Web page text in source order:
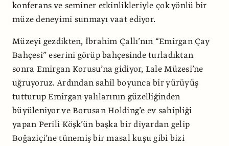
konferans ve seminer etkinlikleriyle çok yönlü bir
müze deneyimi sunmayı vaat ediyor.
Müzeyi gezdikten, İbrahim Çallı’nın “Emirgan Çay
Bahçesi” eserini görüp bahçesinde turladıktan
sonra Emirgan Korusu’na gidiyor, Lale Müzesi’ne
uğruyoruz. Ardından sahil boyunca bir yürüyüş
tutturup Emirgan yalılarının güzelliğinden
büyüleniyor ve Borusan Holding’e ev sahipliği
yapan Perili Köşk’ün başka bir diyardan gelip
Boğaziçi’ne tünemiş bir masal kuşu gibi bizi